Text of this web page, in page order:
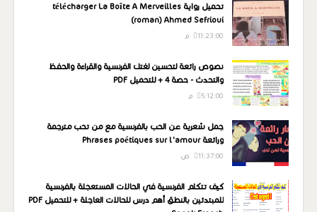
تحميل رواية télécharger La Boîte A Merveilles
(roman) Ahmed Sefrioui
11:23:00 م
نصوص رائعة لتحسين لغتك الفرنسية والقراءة والحفظ
والتحدث - حصة 4 + للتحميل PDF
5:12:00 م
جمل شعرية عن الحب بالفرنسية مع من تحب مترجمة
ورائعة Phrases poétiques sur l'amour
11:37:00 ص
كيف تتكلم الفرنسية في الحالات المستعجلة بالفرنسية
للمبتدئين بالنطق أهم درس للحالات العاجلة + للتحميل PDF